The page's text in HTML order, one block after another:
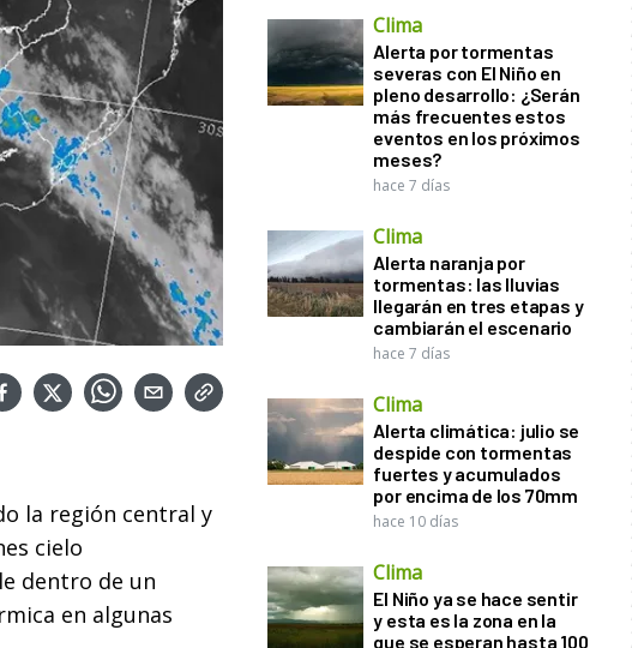
la región central y
cielo
dentro de un
en algunas
Clima
Alerta por tormentas
severas con El Niño en
pleno desarrollo: ¿Serán
más frecuentes estos
eventos en los próximos
meses?
hace 7 días
Clima
Alerta naranja por
tormentas: las lluvias
llegarán en tres etapas y
cambiarán el escenario
hace 7 días
Clima
Alerta climática: julio se
despide con tormentas
fuertes y acumulados
por encima de los 70mm
hace 10 días
Clima
El Niño ya se hace sentir
y esta es la zona en la
que se esperan hasta 100